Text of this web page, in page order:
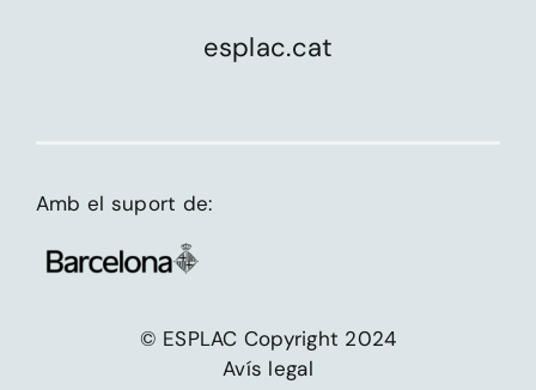
esplac.cat
Amb el suport de:
© ESPLAC Copyright 2024
Avís legal